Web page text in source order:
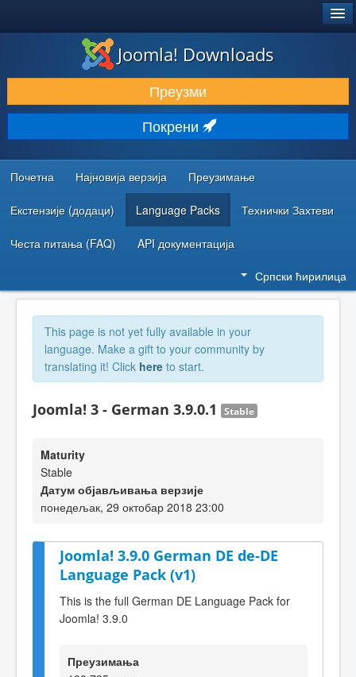
ПРЕУЗИМАЊЕ И ПРОШИРЕЊА (ЕКСТЕНЗИЈЕ)
ОТКРИЈТЕ И НАУЧИТЕ
ЗАЈЕДНИЦА И ПОДРШКА
РЕСУРСИ ЗА РАЗВОЈ
Joomla! Downloads
Преузми
Покрени
Почетна Најновија верзија Преузимање
Екстензије (додаци) Language Packs Технички Захтеви
Честа питања (FAQ) API документација
Српски ћирилица
This page is not yet fully available in your
language. Make a gift to your community by
translating it! Click here to start.
Joomla! 3 - German 3.9.0.1 Stable
Maturity
Stable
Датум објављивања верзије
понедељак, 29 октобар 2018 23:00
Joomla! 3.9.0 German DE de-DE
Language Pack (v1)
This is the full German DE Language Pack for
Joomla! 3.9.0
Преузимања